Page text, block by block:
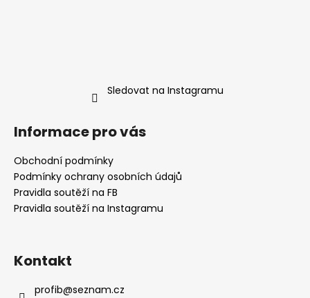
Sledovat na Instagramu
Informace pro vás
Obchodní podmínky
Podmínky ochrany osobních údajů
Pravidla soutěží na FB
Pravidla soutěží na Instagramu
Kontakt
profib@seznam.cz